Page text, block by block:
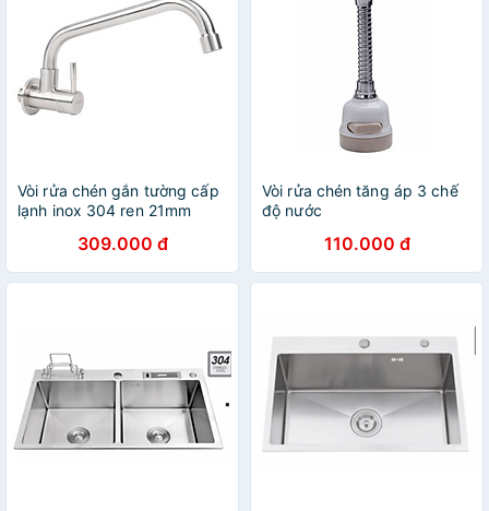
Vòi rửa chén gắn tường cấp
lạnh inox 304 ren 21mm
309.000 đ
Vòi rửa chén tăng áp 3 chế
độ nước
110.000 đ